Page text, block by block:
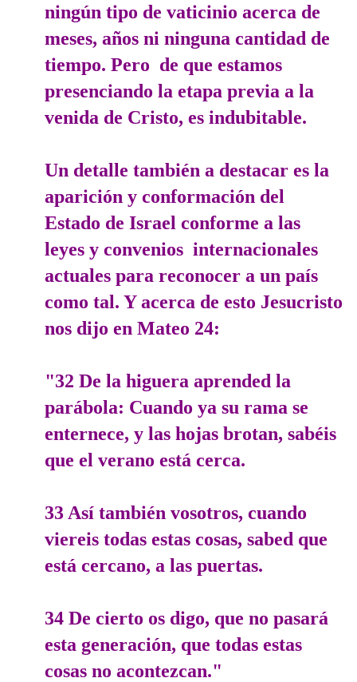
ningún tipo de vaticinio acerca de
meses, años ni ninguna cantidad de
tiempo. Pero de que estamos
presenciando la etapa previa a la
venida de Cristo, es indubitable.
Un detalle también a destacar es la
aparición y conformación del
Estado de Israel conforme a las
leyes y convenios internacionales
actuales para reconocer a un país
como tal. Y acerca de esto Jesucristo
nos dijo en Mateo 24:
"32 De la higuera aprended la
parábola: Cuando ya su rama se
enternece, y las hojas brotan, sabéis
que el verano está cerca.
33 Así también vosotros, cuando
viereis todas estas cosas, sabed que
está cercano, a las puertas.
34 De cierto os digo, que no pasará
esta generación, que todas estas
cosas no acontezcan."